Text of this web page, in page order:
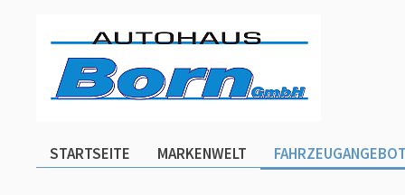
STARTSEITE MARKENWELT